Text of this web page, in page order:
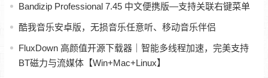
Bandizip Professional 7.45 中文便携版—支持关联右键菜单
酷我音乐安卓版，无损音乐任意听、移动音乐伴侣
FluxDown 高颜值开源下载器｜智能多线程加速，完美支持
BT磁力与流媒体【Win+Mac+Linux】